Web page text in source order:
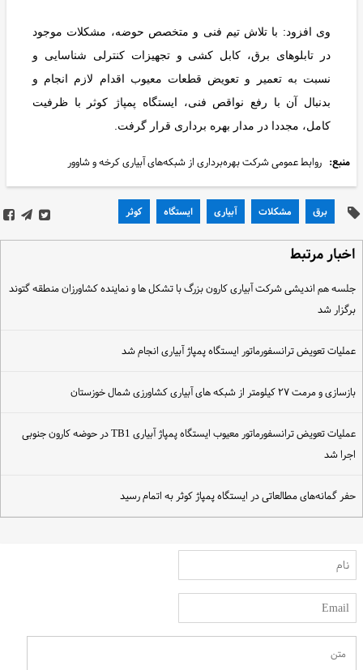
وی افزود: با تلاش تیم فنی و متخصص حوضه، مشکلات موجود
در تابلوهای برق، کابل کشی و تجهیزات کنترلی شناسایی و
نسبت به تعمیر و تعویض قطعات معیوب اقدام لازم انجام و
بدنبال آن با رفع نواقص فنی، ایستگاه پمپاژ کوثر با ظرفیت
کامل، مجددا در مدار بهره برداری قرار گرفت.
منبع: روابط عمومی شرکت بهره‌برداری از شبکه‌های آبیاری کرخه و شاوور
برق مشکلات آبیاری ایستگاه کوثر
اخبار مرتبط
جلسه هم اندیشی شرکت آبیاری کارون بزرگ با تشکل ها و نماینده کشاورزان منطقه گتوند
برگزار شد
عملیات تعویض ترانسفورماتور ایستگاه پمپاژ آبیاری انجام شد
بازسازی و مرمت ۲۷ کیلومتر از شبکه های آبیاری کشاورزی شمال خوزستان
عملیات تعویض ترانسفورماتور معیوب ایستگاه پمپاژ آبیاری TB1 در حوضه کارون جنوبی
اجرا شد
حفر گمانه‌های مطالعاتی در ایستگاه پمپاژ کوثر به اتمام رسید